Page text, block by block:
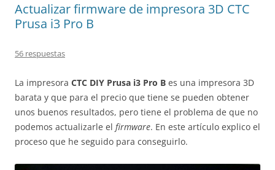
Actualizar firmware de impresora 3D CTC
Prusa i3 Pro B
56 respuestas
La impresora CTC DIY Prusa i3 Pro B es una impresora 3D
barata y que para el precio que tiene se pueden obtener
unos buenos resultados, pero tiene el problema de que no
podemos actualizarle el firmware. En este artículo explico el
proceso que he seguido para conseguirlo.